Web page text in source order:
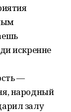
искренне
—
народный
залу